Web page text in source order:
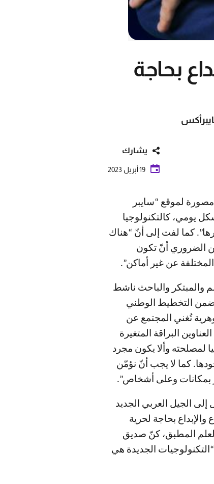
بحاجة
يشارك
19 أبريل 2023
لموقع “سايبر
يومي، كالتكنولوجيا
كما لفت إلى أنّ “هناك
الضروري أنّ تكون
عن غير أماكن”.
والمبتكر والباحث ناشط
ضمن التخطيط الوطني
تُغني المجتمع عن
البراقة المتغيرة
لمصلحته وألا يكون مجرد
كما لا يجب أنّ نؤمّن
بمكانات وعلى أشخاص”.
إلى الجيل العربي الجديد
بحاجة لحرية
العلم المطبق، كنّ صديق
الجديدة هي